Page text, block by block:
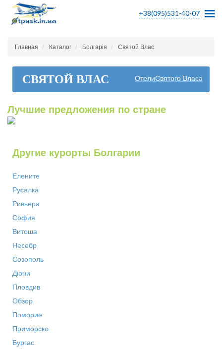
+38(095)531-40-07
Главная Каталог Болгарія Святой Влас
СВЯТОЙ ВЛАС ОтелиСвятого Власа
Лучшие предложения по стране
Другие курорты Болгарии
Елените
Русалка
Ривьера
София
Витоша
Несебр
Созополь
Дюни
Пловдив
Обзор
Поморие
Приморско
Бургас